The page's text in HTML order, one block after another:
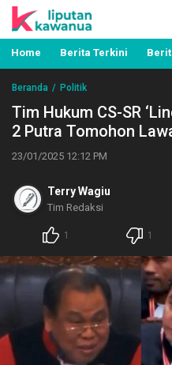
Liputan Kawanua
Berita Manado,
Pemerintahan, Hukum
Home Berita Terkini
Beranda Politik
Tim Hukum CS-SR
2 Putra Tomohon
23/01/2025 12:12 PM
Terry Wagiu
Tim Redaksi
1 1